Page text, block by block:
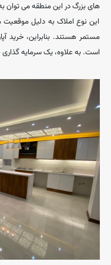
های بزرگ در این منطقه می ‌توان
این نوع املاک به دلیل موقعیت
است. به علاوه، یک سرمایه‌